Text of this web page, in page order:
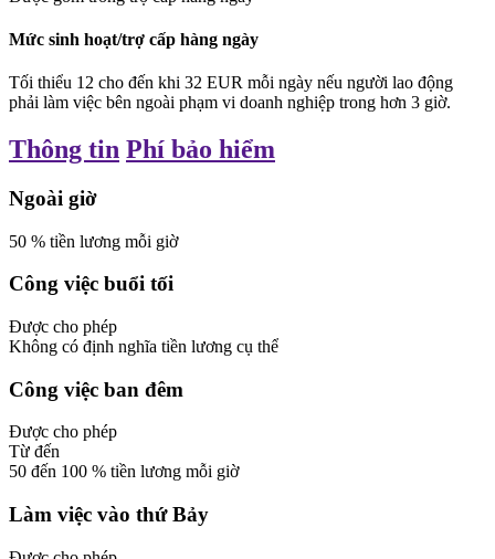
Mức sinh hoạt/trợ cấp hàng ngày
Tối thiểu 12 cho đến khi 32 EUR mỗi ngày nếu người lao động
phải làm việc bên ngoài phạm vi doanh nghiệp trong hơn 3 giờ.
Thông tin Phí bảo hiểm
Ngoài giờ
50 % tiền lương mỗi giờ
Công việc buổi tối
Được cho phép
Không có định nghĩa tiền lương cụ thể
Công việc ban đêm
Được cho phép
Từ đến
50 đến 100 % tiền lương mỗi giờ
Làm việc vào thứ Bảy